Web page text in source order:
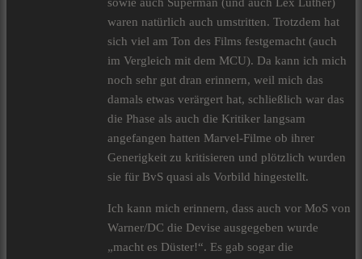
sowie auch Superman (und auch Lex Luther)
waren natürlich auch umstritten. Trotzdem hat
sich viel am Ton des Films festgemacht (auch
im Vergleich mit dem MCU). Da kann ich mich
noch sehr gut dran erinnern, weil mich das
damals etwas verärgert hat, schließlich war das
die Phase als auch die Kritiker langsam
angefangen hatten Marvel-Filme ob ihrer
Generigkeit zu kritisieren und plötzlich wurden
sie für BvS quasi als Vorbild hingestellt.
Ich kann mich erinnern, dass auch vor MoS von
Warner/DC die Devise ausgegeben wurde
„macht es Düster!“. Es gab sogar die